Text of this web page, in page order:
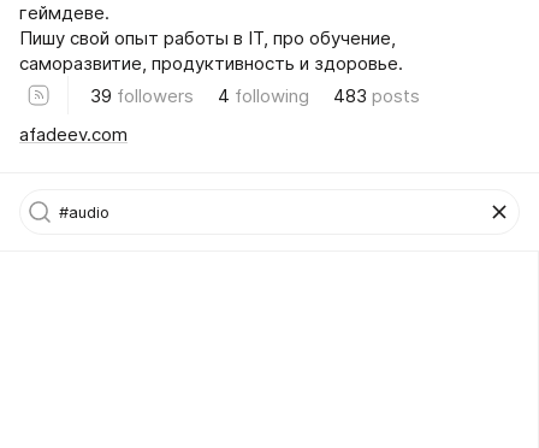
геймдеве.
Пишу свой опыт работы в IT, про обучение,
саморазвитие, продуктивность и здоровье.
39 followers 4 following 483 posts
afadeev.com